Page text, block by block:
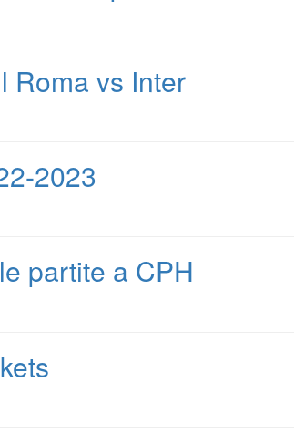
Roma vs Inter
2023
partite a CPH